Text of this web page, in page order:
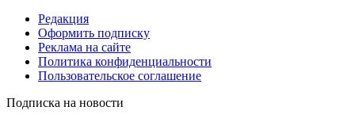
Редакция
Оформить подписку
Реклама на сайте
Политика конфиденциальности
Пользовательское соглашение
Подписка на новости